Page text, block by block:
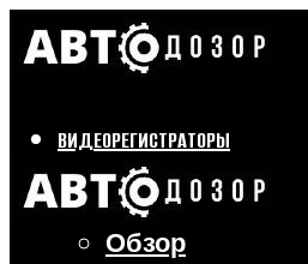
ВИДЕОРЕГИСТРАТОРЫ
Бренды
Выбор
Обзор